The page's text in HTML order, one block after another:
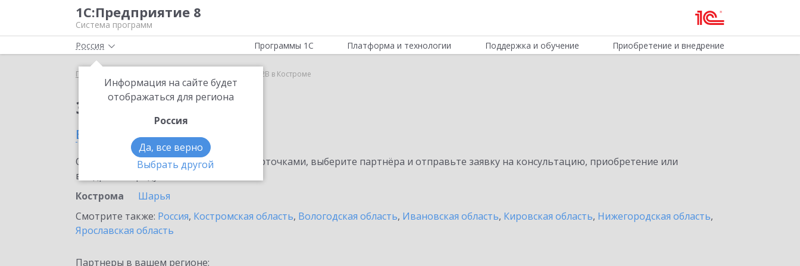
1С:Предприятие 8
Система программ
Россия
Информация на сайте будет
отображаться для региона
Россия
Да, все верно
Выбрать другой
Программы 1С Платформа и технологии Поддержка и обучение Приобретение и внедрение
Главная 1С:СБП C2B в Костроме
Заказать 1С:СБП C2B
в Костроме
Ознакомьтесь с информационными карточками, выберите партнёра и отправьте заявку на консультацию, приобретение или
внедрение продукта.
Кострома
Шарья
Смотрите также: Россия, Костромская область, Вологодская область, Ивановская область, Кировская область, Нижегородская область,
Ярославская область
Партнеры в вашем регионе: